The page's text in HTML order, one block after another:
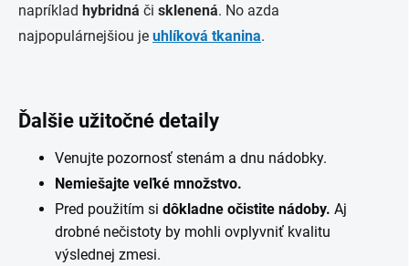
napríklad hybridná či sklenená. No azda
najpopulárnejšiou je uhlíková tkanina.
Ďalšie užitočné detaily
Venujte pozornosť stenám a dnu nádobky.
Nemiešajte veľké množstvo.
Pred použitím si dôkladne očistite nádoby. Aj
drobné nečistoty by mohli ovplyvniť kvalitu
výslednej zmesi.